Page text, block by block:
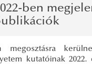
ben
megosztásra
kutatóinak